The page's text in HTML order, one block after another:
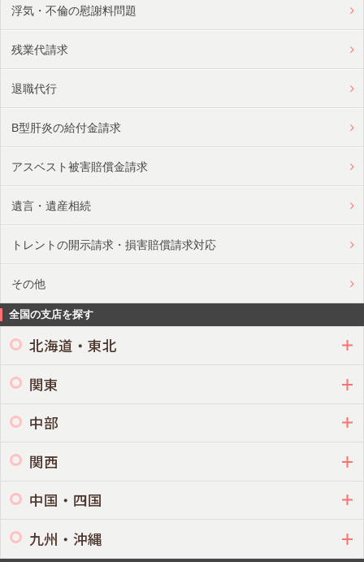
浮気・不倫の慰謝料問題
残業代請求
退職代行
B型肝炎の給付金請求
アスベスト被害賠償金請求
遺言・遺産相続
トレントの開示請求・損害賠償請求対応
その他
全国の支店を探す
北海道・東北
関東
中部
関西
中国・四国
九州・沖縄